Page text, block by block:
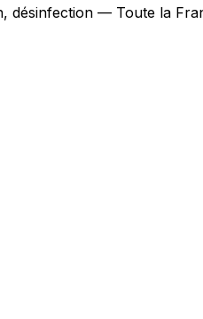
désinfection — Toute la